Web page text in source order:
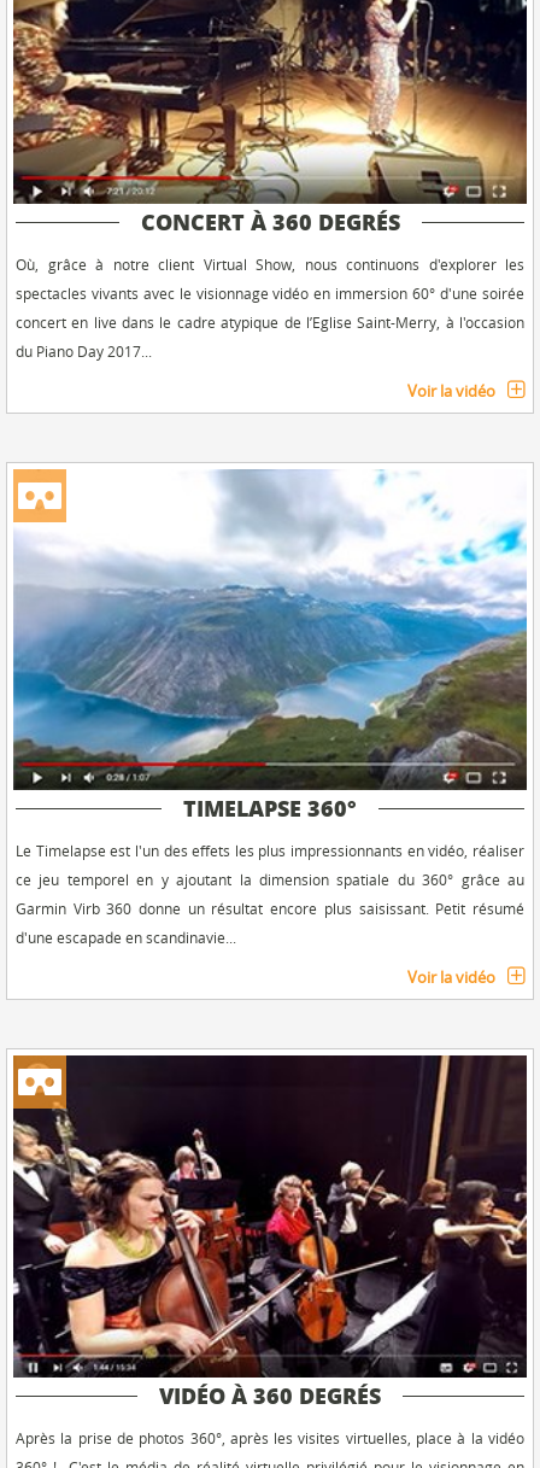
CONCERT À 360 DEGRÉS
Où, grâce à notre client Virtual Show, nous continuons d'explorer les
spectacles vivants avec le visionnage vidéo en immersion 60° d'une soirée
concert en live dans le cadre atypique de l’Eglise Saint-Merry, à l'occasion
du Piano Day 2017...
Voir la vidéo
TIMELAPSE 360°
Le Timelapse est l'un des effets les plus impressionnants en vidéo, réaliser
ce jeu temporel en y ajoutant la dimension spatiale du 360° grâce au
Garmin Virb 360 donne un résultat encore plus saisissant. Petit résumé
d'une escapade en scandinavie...
Voir la vidéo
VIDÉO À 360 DEGRÉS
Après la prise de photos 360°, après les visites virtuelles, place à la vidéo